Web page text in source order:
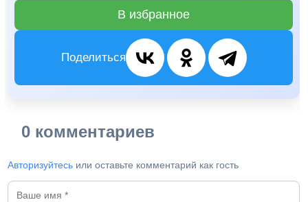
В избранное
Поделиться
0 комментариев
Авторизуйтесь или оставьте комментарий как гость